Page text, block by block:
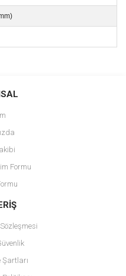
siz yapın!
olmalı.
Formu
Şartları